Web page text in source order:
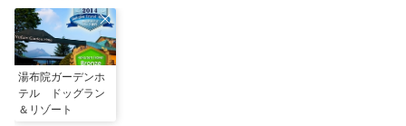
湯布院ガーデンホ
テル ドッグラン
＆リゾート